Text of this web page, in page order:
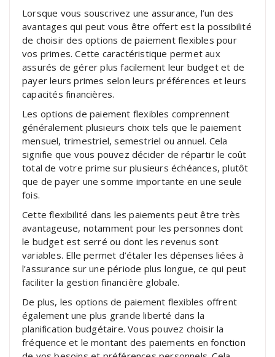
Lorsque vous souscrivez une assurance, l’un des
avantages qui peut vous être offert est la possibilité
de choisir des options de paiement flexibles pour
vos primes. Cette caractéristique permet aux
assurés de gérer plus facilement leur budget et de
payer leurs primes selon leurs préférences et leurs
capacités financières.
Les options de paiement flexibles comprennent
généralement plusieurs choix tels que le paiement
mensuel, trimestriel, semestriel ou annuel. Cela
signifie que vous pouvez décider de répartir le coût
total de votre prime sur plusieurs échéances, plutôt
que de payer une somme importante en une seule
fois.
Cette flexibilité dans les paiements peut être très
avantageuse, notamment pour les personnes dont
le budget est serré ou dont les revenus sont
variables. Elle permet d’étaler les dépenses liées à
l’assurance sur une période plus longue, ce qui peut
faciliter la gestion financière globale.
De plus, les options de paiement flexibles offrent
également une plus grande liberté dans la
planification budgétaire. Vous pouvez choisir la
fréquence et le montant des paiements en fonction